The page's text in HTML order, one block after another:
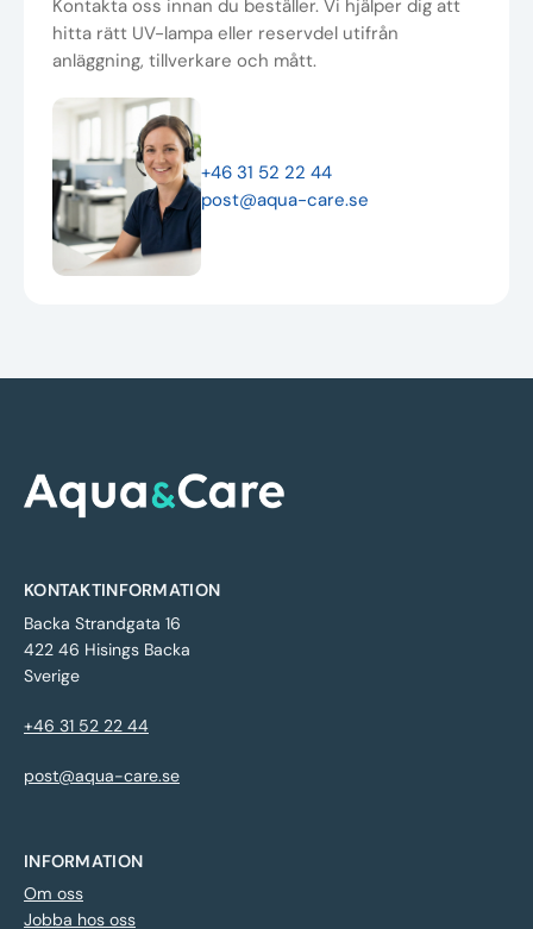
Kontakta oss innan du beställer. Vi hjälper dig att
hitta rätt UV-lampa eller reservdel utifrån
anläggning, tillverkare och mått.
+46 31 52 22 44
post@aqua-care.se
KONTAKTINFORMATION
Backa Strandgata 16
422 46 Hisings Backa
Sverige
+46 31 52 22 44
post@aqua-care.se
INFORMATION
Om oss
Jobba hos oss